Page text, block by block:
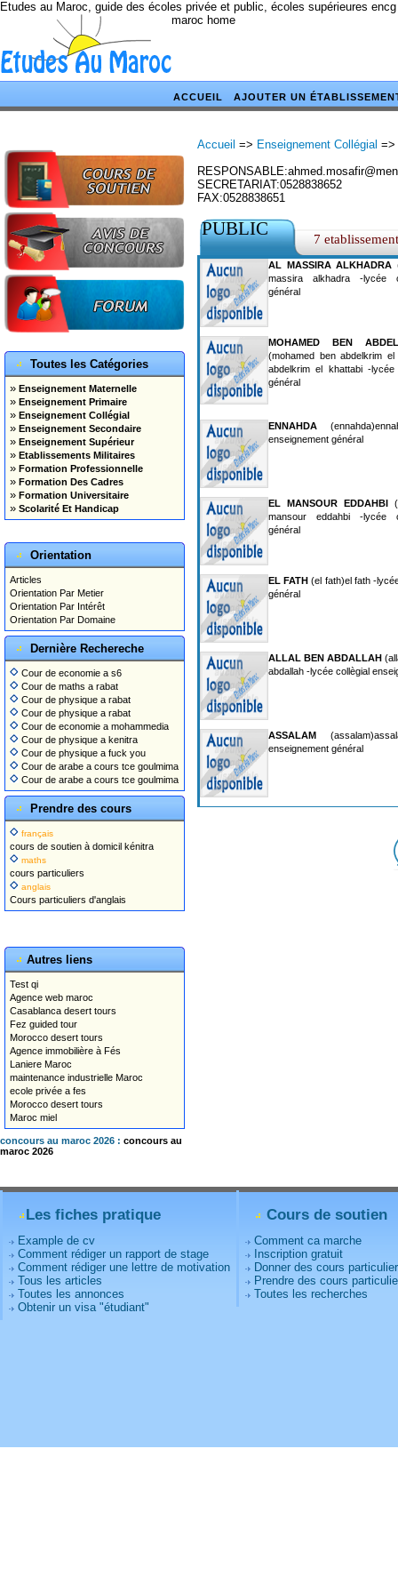
Etudes au Maroc, guide des écoles privée et public, écoles supérieures
maroc home
ACCUEIL AJOUTER UN
Toutes les Catégories
» Enseignement Maternelle
» Enseignement Primaire
» Enseignement Collégial
» Enseignement Secondaire
» Enseignement Supérieur
» Etablissements Militaires
» Formation Professionnelle
» Formation Des Cadres
» Formation Universitaire
» Scolarité Et Handicap
Orientation
Articles
Orientation Par Metier
Orientation Par Intérêt
Orientation Par Domaine
Dernière Rechereche
Cour de economie a s6
Cour de maths a rabat
Cour de physique a rabat
Cour de physique a rabat
Cour de economie a mohammedia
Cour de physique a kenitra
Cour de physique a fuck you
Cour de arabe a cours tce goulmima
Cour de arabe a cours tce goulmima
Prendre des cours
français
cours de soutien à domicil kénitra
maths
cours particuliers
anglais
Cours particuliers d'anglais
Autres liens
Test qi
Agence web maroc
Casablanca desert tours
Fez guided tour
Morocco desert tours
Agence immobilière à Fés
Laniere Maroc
maintenance industrielle Maroc
ecole privée a fes
Morocco desert tours
Maroc miel
concours au maroc 2026 : concours au
maroc 2026
Accueil => Enseignement Collégial =>
SECRETARIAT:0528838652
FAX:0528838651
PUBLIC 7
AL MASSIRA ALKHADRA
massira alkhadra -lycée
général
MOHAMED BEN
(mohamed ben abdelkrim el
abdelkrim el khattabi -lycée
général
ENNAHDA
enseignement général
EL MANSOUR EDDAHBI
mansour eddahbi -lycée
général
EL FATH (el fath)el fath -
général
ALLAL BEN ABDALLAH
abdallah -lycée collègial
ASSALAM
enseignement général
Les fiches pratique
Example de cv
Comment rédiger un rapport de stage
Comment rédiger une lettre de motivation
Tous les articles
Toutes les annonces
Obtenir un visa "étudiant"
Cours de soutien
Comment ca marche
Inscription gratuit
Donner des cours
Prendre des cours
Toutes les recherches